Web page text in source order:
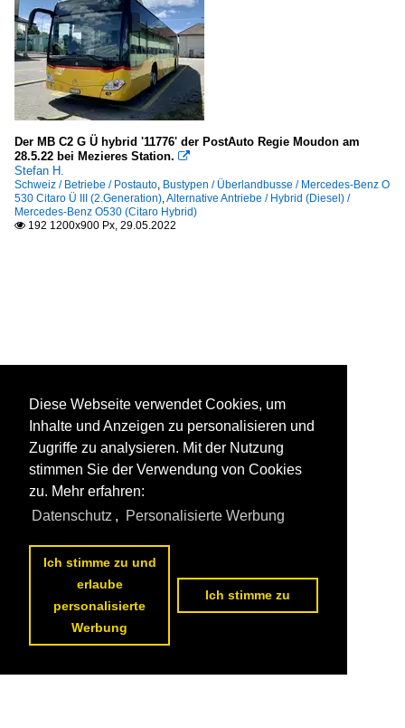
Der MB C2 G Ü hybrid '11776' der PostAuto Regie Moudon am
28.5.22 bei Mezieres Station. 
Stefan H.
Schweiz / Betriebe / Postauto, Bustypen / Überlandbusse / Mercedes-Benz O
530 Citaro Ü III (2.Generation),Alternative Antriebe / Hybrid (Diesel) /
Mercedes-Benz O530 (Citaro Hybrid)
 192 1200x900 Px, 29.05.2022
Diese Webseite verwendet Cookies, um
Inhalte und Anzeigen zu personalisieren und
Zugriffe zu analysieren. Mit der Nutzung
stimmen Sie der Verwendung von Cookies
zu. Mehr erfahren:
Datenschutz , Personalisierte Werbung
Ich stimme zu und
erlaube
personalisierte
Werbung
Ich stimme zu